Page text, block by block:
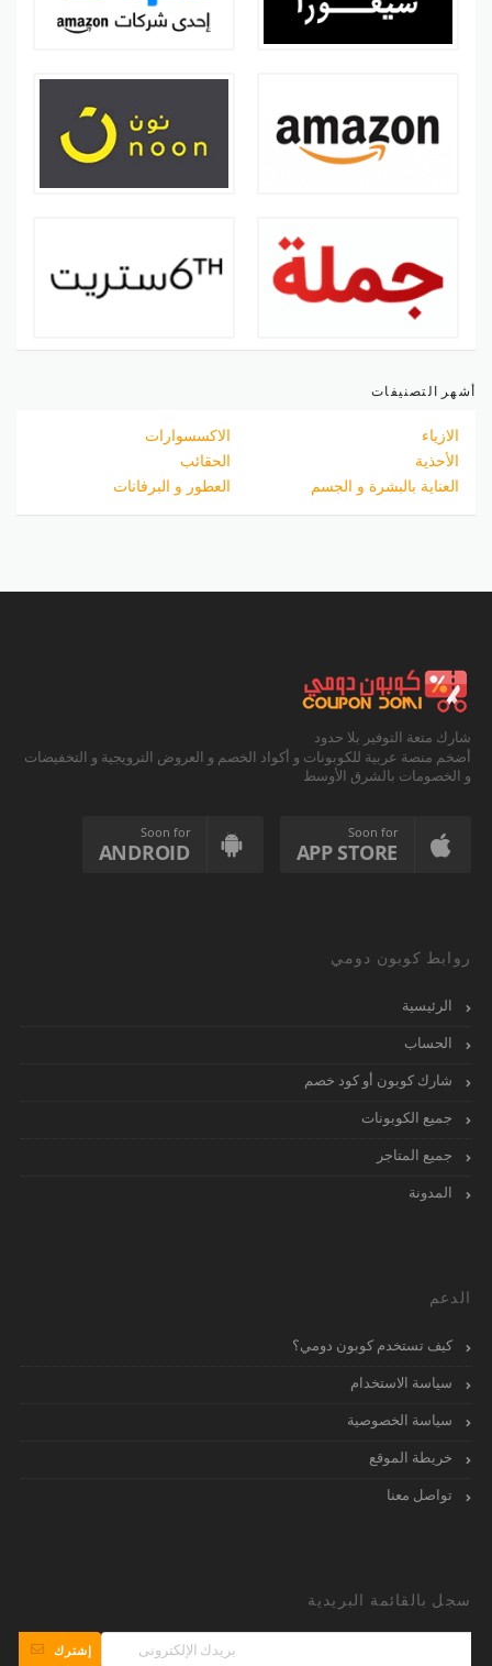
أشهر التصنيفات
الازياء
الاكسسوارات
الأحذية
الحقائب
العناية بالبشرة و الجسم
العطور و البرفانات
شارك متعة التوفير بلا حدود
أضخم منصة عربية للكوبونات و أكواد الخصم و العروض الترويجية و التخفيضات
و الخصومات بالشرق الأوسط
Soon for
APP STORE
Soon for
ANDROID
روابط كوبون دومي
الرئيسية
الحساب
شارك كوبون أو كود خصم
جميع الكوبونات
جميع المتاجر
المدونة
الدعم
كيف تستخدم كوبون دومي؟
سياسة الاستخدام
سياسة الخصوصية
خريطة الموقع
تواصل معنا
سجل بالقائمة البريدية
إشترك